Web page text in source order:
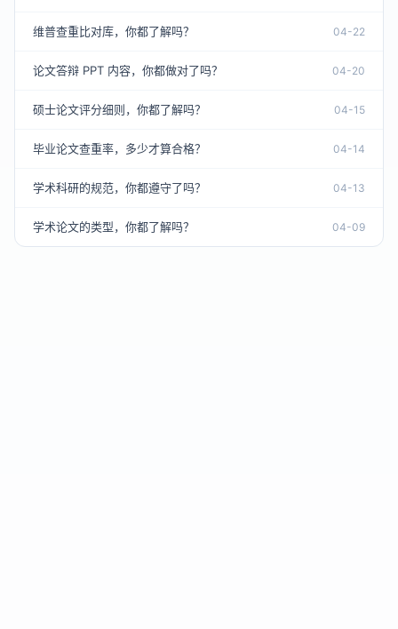
维普查重比对库，你都了解吗？ 04-22
论文答辩 PPT 内容，你都做对了吗？ 04-20
硕士论文评分细则，你都了解吗？ 04-15
毕业论文查重率，多少才算合格？ 04-14
学术科研的规范，你都遵守了吗？ 04-13
学术论文的类型，你都了解吗？ 04-09